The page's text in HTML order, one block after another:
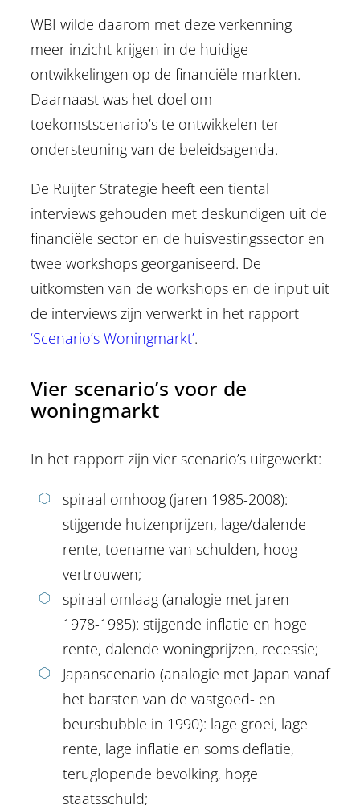
WBI wilde daarom met deze verkenning
meer inzicht krijgen in de huidige
ontwikkelingen op de financiële markten.
Daarnaast was het doel om
toekomstscenario’s te ontwikkelen ter
ondersteuning van de beleidsagenda.
De Ruijter Strategie heeft een tiental
interviews gehouden met deskundigen uit de
financiële sector en de huisvestingssector en
twee workshops georganiseerd. De
uitkomsten van de workshops en de input uit
de interviews zijn verwerkt in het rapport
‘Scenario’s Woningmarkt’.
Vier scenario’s voor de
woningmarkt
In het rapport zijn vier scenario’s uitgewerkt:
spiraal omhoog (jaren 1985-2008):
stijgende huizenprijzen, lage/dalende
rente, toename van schulden, hoog
vertrouwen;
spiraal omlaag (analogie met jaren
1978-1985): stijgende inflatie en hoge
rente, dalende woningprijzen, recessie;
Japanscenario (analogie met Japan vanaf
het barsten van de vastgoed- en
beursbubble in 1990): lage groei, lage
rente, lage inflatie en soms deflatie,
teruglopende bevolking, hoge
staatsschuld;